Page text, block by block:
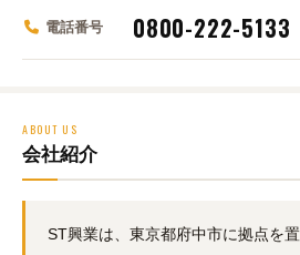
電話番号 0800-222-5133
ABOUT US
会社紹介
ST興業は、東京都府中市に拠点を